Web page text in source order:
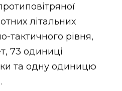
літальних
тактичного рівня,
73 одиниці
та одну одиницю